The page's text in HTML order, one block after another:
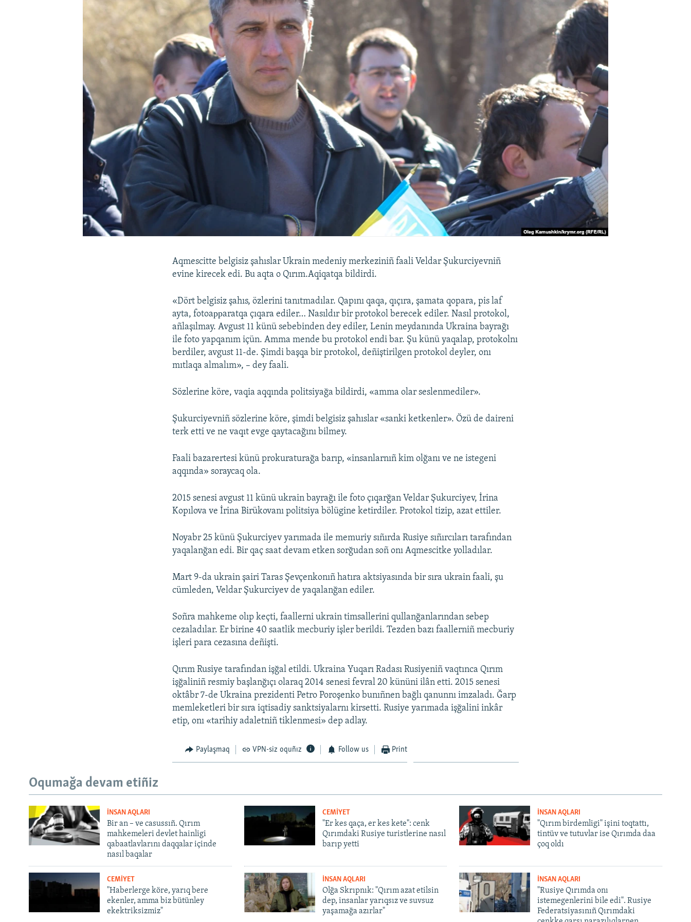
Aqmescitte belgisiz şahıslar Ukrain medeniy merkeziniñ faali Veldar Şukurciyevniñ
evine kirecek edi. Bu aqta o Qırım.Aqiqatqa bildirdi.
«Dört belgisiz şahıs, özlerini tanıtmadılar. Qapını qaqa, qıçıra, şamata qopara, pis laf
ayta, fotoaррaratqa çıqara ediler… Nasıldır bir protokol berecek ediler. Nasıl protokol,
añlaşılmay. Avgust 11 künü sebebinden dey ediler, Lenin meydanında Ukraina bayrağı
ile foto yapqanım içün. Amma mende bu protokol endi bar. Şu künü yaqalap, protokolnı
berdiler, avgust 11-de. Şimdi başqa bir protokol, deñiştirilgen protokol deyler, onı
mıtlaqa almalım», – dey faali.
Sözlerine köre, vaqia aqqında politsiyağa bildirdi, «amma olar seslenmediler».
Şukurciyevniñ sözlerine köre, şimdi belgisiz şahıslar «sanki ketkenler». Özü de daireni
terk etti ve ne vaqıt evge qaytacağını bilmey.
Faali bazarertesi künü prokuraturağa barıp, «insanlarnıñ kim olğanı ve ne istegeni
aqqında» soraycaq ola.
2015 senesi avgust 11 künü ukrain bayrağı ile foto çıqarğan Veldar Şukurciyev, İrina
Kopılova ve İrina Birükovanı politsiya bölügine ketirdiler. Protokol tizip, azat ettiler.
Noyabr 25 künü Şukurciyev yarımada ile memuriy sıñırda Rusiye sıñırcıları tarafından
yaqalanğan edi. Bir qaç saat devam etken sorğudan soñ onı Aqmescitke yolladılar.
Mart 9-da ukrain şairi Taras Şevçenkonıñ hatıra aktsiyasında bir sıra ukrain faali, şu
cümleden, Veldar Şukurciyev de yaqalanğan ediler.
Soñra mahkeme olıp keçti, faallerni ukrain timsallerini qullanğanlarından sebep
cezaladılar. Er birine 40 saatlik mecburiy işler berildi. Tezden bazı faallerniñ mecburiy
işleri para cezasına deñişti.
Qırım Rusiye tarafından işğal etildi. Ukraina Yuqarı Radası Rusiyeniñ vaqtınca Qırım
işğaliniñ resmiy başlanğıçı olaraq 2014 senesi fevral 20 kününi ilân etti. 2015 senesi
oktâbr 7-de Ukraina prezidenti Petro Poroşenko bunıñnen bağlı qanunnı imzaladı. Ğarp
memleketleri bir sıra iqtisadiy sanktsiyalarnı kirsetti. Rusiye yarımada işğalini inkâr
etip, onı «tarihiy adaletniñ tiklenmesi» dep adlay.
Paylaşmaq VPN-siz oquñız Follow us Print
Oqumağa devam etiñiz
İNSAN AQLARI
Bir an – ve casussıñ. Qırım
mahkemeleri devlet hainligi
qabaatlavlarını daqqalar içinde
nasıl baqalar
CEMİYET
"Er kes qaça, er kes kete": cenk
Qırımdaki Rusiye turistlerine nasıl
barıp yetti
İNSAN AQLARI
"Qırım birdemligi" işini toqtattı,
tintüv ve tutuvlar ise Qırımda daa
çoq oldı
CEMİYET
"Haberlerge köre, yarıq bere
ekenler, amma biz bütünley
ekektriksizmiz"
İNSAN AQLARI
Olğa Skrıpnık: "Qırım azat etilsin
dep, insanlar yarıqsız ve suvsuz
yaşamağa azırlar"
İNSAN AQLARI
"Rusiye Qırımda onı
istemegenlerini bile edi". Rusiye
Federatsiyasınıñ Qırımdaki